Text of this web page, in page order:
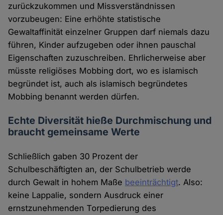
zurückzukommen und Missverständnissen
vorzubeugen: Eine erhöhte statistische
Gewaltaffinität einzelner Gruppen darf niemals dazu
führen, Kinder aufzugeben oder ihnen pauschal
Eigenschaften zuzuschreiben. Ehrlicherweise aber
müsste religiöses Mobbing dort, wo es islamisch
begründet ist, auch als islamisch begründetes
Mobbing benannt werden dürfen.
Echte Diversität hieße Durchmischung und
braucht gemeinsame Werte
Schließlich gaben 30 Prozent der
Schulbeschäftigten an, der Schulbetrieb werde
durch Gewalt in hohem Maße beeinträchtigt. Also:
keine Lappalie, sondern Ausdruck einer
ernstzunehmenden Torpedierung des